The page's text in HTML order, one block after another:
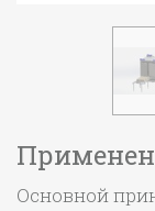
Основной